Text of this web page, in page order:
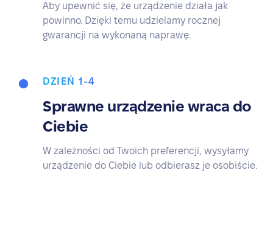
Aby upewnić się, że urządzenie działa jak
powinno. Dzięki temu udzielamy rocznej
gwarancji na wykonaną naprawę.
DZIEŃ 1-4
Sprawne urządzenie wraca do
Ciebie
W zależności od Twoich preferencji, wysyłamy
urządzenie do Ciebie lub odbierasz je osobiście.